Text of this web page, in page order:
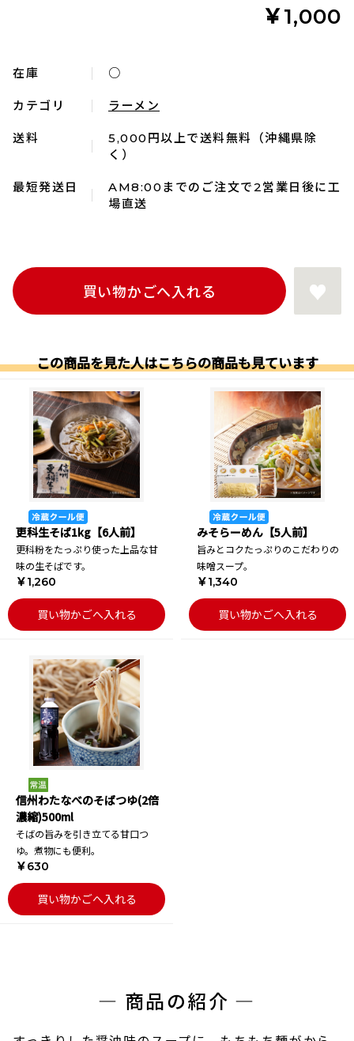
￥1,000
在庫 ○
カテゴリ ラーメン
送料
5,000円以上で送料無料（沖縄県除
く）
最短発送日
AM8:00までのご注文で2営業日後に工
場直送
この商品を見た人はこちらの商品も見ています
更科生そば1kg【6人前】
更科粉をたっぷり使った上品な甘
味の生そばです。
￥1,260
買い物かごへ入れる
みそらーめん【5人前】
旨みとコクたっぷりのこだわりの
味噌スープ。
￥1,340
買い物かごへ入れる
信州わたなべのそばつゆ(2倍
濃縮)500ml
そばの旨みを引き立てる甘口つ
ゆ。煮物にも便利。
￥630
買い物かごへ入れる
― 商品の紹介 ―